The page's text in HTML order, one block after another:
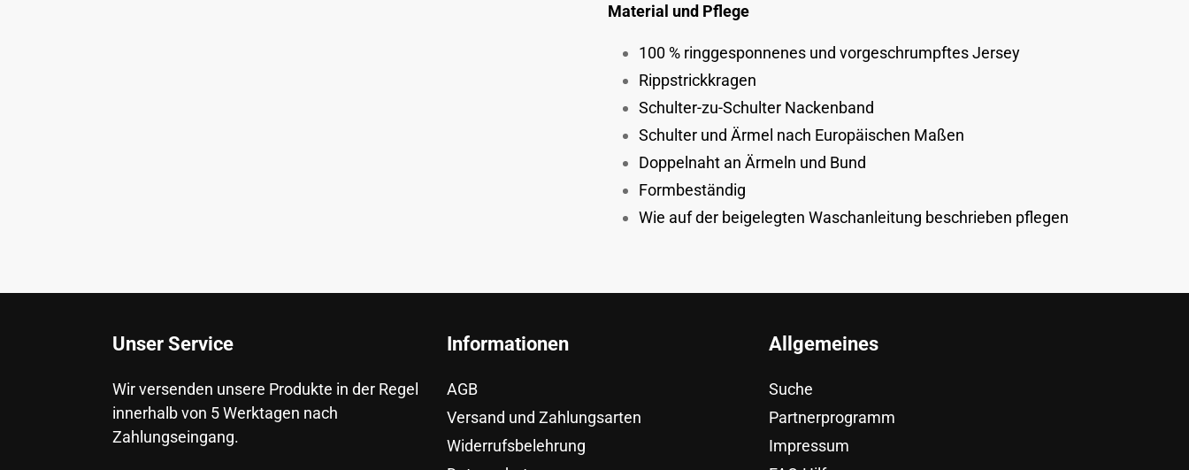
Material und Pflege
100 % ringgesponnenes und vorgeschrumpftes Jersey
Rippstrickkragen
Schulter-zu-Schulter Nackenband
Schulter und Ärmel nach Europäischen Maßen
Doppelnaht an Ärmeln und Bund
Formbeständig
Wie auf der beigelegten Waschanleitung beschrieben pflegen
Unser Service
Wir versenden unsere Produkte in der Regel
innerhalb von 5 Werktagen nach
Zahlungseingang.
Informationen
AGB
Versand und Zahlungsarten
Widerrufsbelehrung
Allgemeines
Suche
Partnerprogramm
Impressum